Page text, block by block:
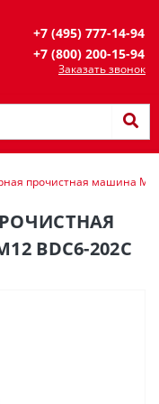
+7 (495) 777-14-94
+7 (800) 200-15-94
Заказать звонок
прочистная машина
BDC6-202C